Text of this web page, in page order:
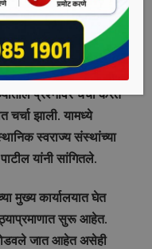
खासदार व प्रमुख नेत्यांची
आयोजित केली होती. या
साधला.
प्रश्नावर चर्चा करत
चर्चा झाली. यामध्ये
स्वराज्य संस्थांच्या
यांनी सांगितले.
मुख्य कार्यालयात घेत
सुरू आहेत.
जात आहेत असेही